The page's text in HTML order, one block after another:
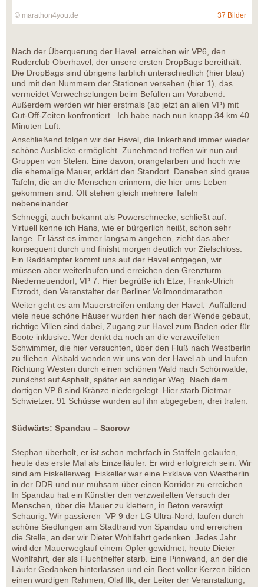
© marathon4you.de 37 Bilder
Nach der Überquerung der Havel erreichen wir VP6, den
Ruderclub Oberhavel, der unsere ersten DropBags bereithält.
Die DropBags sind übrigens farblich unterschiedlich (hier blau)
und mit den Nummern der Stationen versehen (hier 1), das
vermeidet Verwechselungen beim Befüllen am Vorabend.
Außerdem werden wir hier erstmals (ab jetzt an allen VP) mit
Cut-Off-Zeiten konfrontiert. Ich habe nach nun knapp 34 km 40
Minuten Luft.
Anschließend folgen wir der Havel, die linkerhand immer wieder
schöne Ausblicke ermöglicht. Zunehmend treffen wir nun auf
Gruppen von Stelen. Eine davon, orangefarben und hoch wie
die ehemalige Mauer, erklärt den Standort. Daneben sind graue
Tafeln, die an die Menschen erinnern, die hier ums Leben
gekommen sind. Oft stehen gleich mehrere Tafeln
nebeneinander…
Schneggi, auch bekannt als Powerschnecke, schließt auf.
Virtuell kenne ich Hans, wie er bürgerlich heißt, schon sehr
lange. Er lässt es immer langsam angehen, zieht das aber
konsequent durch und finisht morgen deutlich vor Zielschloss.
Ein Raddampfer kommt uns auf der Havel entgegen, wir
müssen aber weiterlaufen und erreichen den Grenzturm
Niederneuendorf, VP 7. Hier begrüße ich Etze, Frank-Ulrich
Etzrodt, den Veranstalter der Berliner Vollmondmarathon.
Weiter geht es am Mauerstreifen entlang der Havel. Auffallend
viele neue schöne Häuser wurden hier nach der Wende gebaut,
richtige Villen sind dabei, Zugang zur Havel zum Baden oder für
Boote inklusive. Wer denkt da noch an die verzweifelten
Schwimmer, die hier versuchten, über den Fluß nach Westberlin
zu fliehen. Alsbald wenden wir uns von der Havel ab und laufen
Richtung Westen durch einen schönen Wald nach Schönwalde,
zunächst auf Asphalt, später ein sandiger Weg. Nach dem
dortigen VP 8 sind Kränze niedergelegt. Hier starb Dietmar
Schwietzer. 91 Schüsse wurden auf ihn abgegeben, drei trafen.
Südwärts: Spandau – Sacrow
Stephan überholt, er ist schon mehrfach in Staffeln gelaufen,
heute das erste Mal als Einzelläufer. Er wird erfolgreich sein. Wir
sind am Eiskellerweg. Eiskeller war eine Exklave von Westberlin
in der DDR und nur mühsam über einen Korridor zu erreichen.
In Spandau hat ein Künstler den verzweifelten Versuch der
Menschen, über die Mauer zu klettern, in Beton verewigt.
Schaurig. Wir passieren VP 9 der LG Ultra-Nord, laufen durch
schöne Siedlungen am Stadtrand von Spandau und erreichen
die Stelle, an der wir Dieter Wohlfahrt gedenken. Jedes Jahr
wird der Mauerweglauf einem Opfer gewidmet, heute Dieter
Wohlfahrt, der als Fluchthelfer starb. Eine Pinnwand, an der die
Läufer Gedanken hinterlassen und ein Beet voller Kerzen bilden
einen würdigen Rahmen, Olaf Ilk, der Leiter der Veranstaltung,